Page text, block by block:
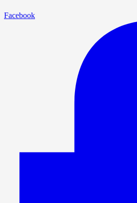
Facebook